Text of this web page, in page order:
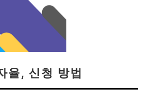
율, 신청 방법